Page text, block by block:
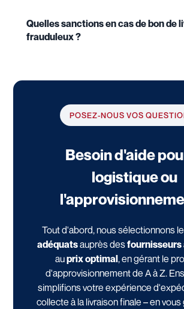
Quelles sanctions en cas de bon de
frauduleux ?
POSEZ-NOUS VOS
Besoin d'aide
logistique ou
Tout d'abord, nous sélectionnons
adéquatsauprès desfournisseurs
auprix optimal, en gérant le
d'approvisionnement de A à Z.
simplifions votre expérience
collecte à la livraison finale – en